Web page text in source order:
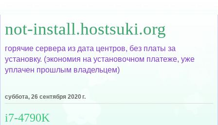
not-install.hostsuki.org
горячие сервера из дата центров, без платы за
установку. (экономия на установочном платеже, уже
уплачен прошлым владельцем)
суббота, 26 сентября 2020 г.
i7-4790K